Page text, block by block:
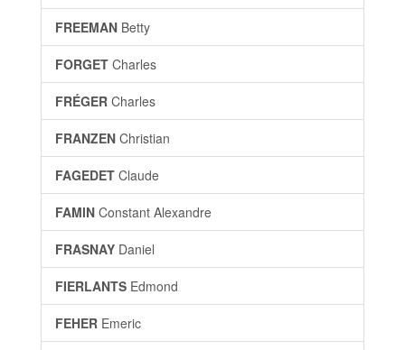
FREEMAN Betty
FORGET Charles
FRÉGER Charles
FRANZEN Christian
FAGEDET Claude
FAMIN Constant Alexandre
FRASNAY Daniel
FIERLANTS Edmond
FEHER Emeric